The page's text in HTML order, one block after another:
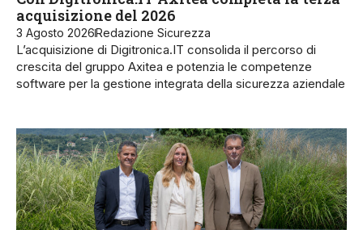
acquisizione del 2026
3 Agosto 2026Redazione Sicurezza
L’acquisizione di Digitronica.IT consolida il percorso di
crescita del gruppo Axitea e potenzia le competenze
software per la gestione integrata della sicurezza aziendale